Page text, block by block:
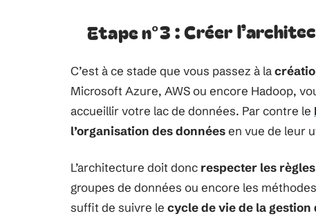
Etape n°3 : Créer
C’est à ce stade que vous passez à la
Microsoft Azure, AWS ou encore Hadoop,
accueillir votre lac de données. Par contre le
l’organisation des donnéesen vue de leur
L’architecture doit donc respecter les règles
groupes de données ou encore les
suffit de suivre le cycle de vie de la gestion